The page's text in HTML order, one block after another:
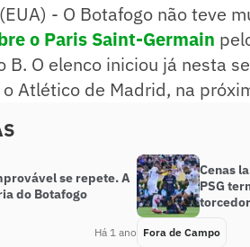
- O Botafogo não teve
o Paris Saint-Germain
B. O elenco iniciou já nesta
Atlético de Madrid, na
se repete. A
do Botafogo
Há 1 ano
Cenas
PSG
Fora de Campo